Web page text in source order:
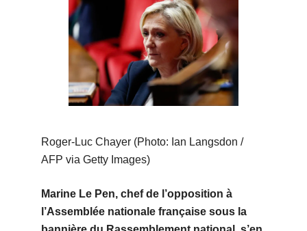
Roger-Luc Chayer (Photo: Ian Langsdon /
AFP via Getty Images)
Marine Le Pen, chef de l’opposition à
l’Assemblée nationale française sous la